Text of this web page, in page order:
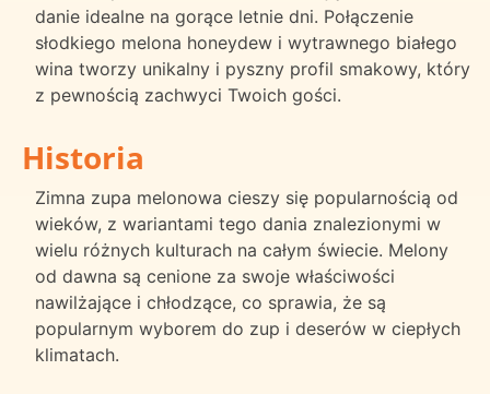
danie idealne na gorące letnie dni. Połączenie
słodkiego melona honeydew i wytrawnego białego
wina tworzy unikalny i pyszny profil smakowy, który
z pewnością zachwyci Twoich gości.
Historia
Zimna zupa melonowa cieszy się popularnością od
wieków, z wariantami tego dania znalezionymi w
wielu różnych kulturach na całym świecie. Melony
od dawna są cenione za swoje właściwości
nawilżające i chłodzące, co sprawia, że są
popularnym wyborem do zup i deserów w ciepłych
klimatach.